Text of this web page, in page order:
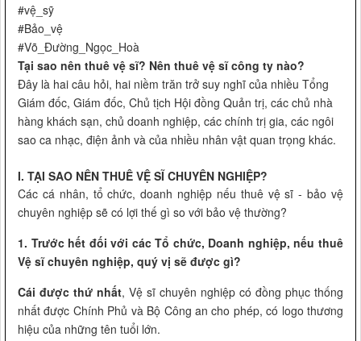
#vệ_sỹ
#Bảo_vệ
#Võ_Đường_Ngọc_Hoà
Tại sao nên thuê vệ sĩ? Nên thuê vệ sĩ công ty nào?
Đây là hai câu hỏi, hai niềm trăn trở suy nghĩ của nhiều Tổng
Giám đốc, Giám đốc, Chủ tịch Hội đồng Quản trị, các chủ nhà
hàng khách sạn, chủ doanh nghiệp, các chính trị gia, các ngôi
sao ca nhạc, điện ảnh và của nhiều nhân vật quan trọng khác.
I. TẠI SAO NÊN THUÊ VỆ SĨ CHUYÊN NGHIỆP?
Các cá nhân, tổ chức, doanh nghiệp nếu thuê vệ sĩ - bảo vệ
chuyên nghiệp sẽ có lợi thế gì so với bảo vệ thường?
1. Trước hết đối với các Tổ chức, Doanh nghiệp, nếu thuê
Vệ sĩ chuyên nghiệp, quý vị sẽ được gì?
Cái được thứ nhất, Vệ sĩ chuyên nghiệp có đồng phục thống
nhất được Chính Phủ và Bộ Công an cho phép, có logo thương
hiệu của những tên tuổi lớn.